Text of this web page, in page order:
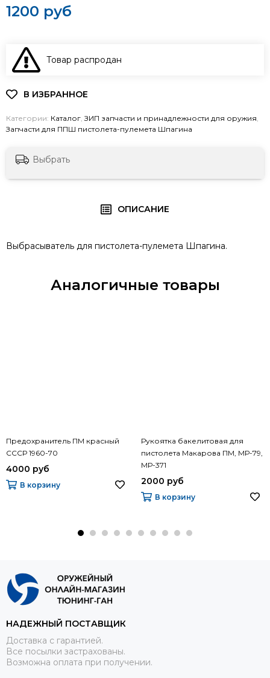
1200 руб
Товар распродан
Категории: Каталог,ЗИП запчасти и принадлежности для оружия,
Запчасти для ППШ пистолета-пулемета Шпагина
Выбрать
ОПИСАНИЕ
Выбрасыватель для пистолета-пулемета Шпагина.
Аналогичные товары
Предохранитель ПМ красный
СССР 1960-70
4000 руб
В корзину
Рукоятка бакелитовая для
пистолета Макарова ПМ, МР-79,
МР-371
2000 руб
В корзину
НАДЕЖНЫЙ ПОСТАВЩИК
Доставка с гарантией.
Все посылки застрахованы.
Возможна оплата при получении.